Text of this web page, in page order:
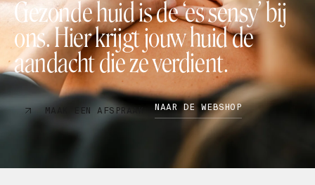
Gezonde huid is de ‘es sensy’ bij
ons. Hier krijgt jouw huid de
aandacht die ze verdient.
MAAK EEN AFSPRAAK NAAR DE WEBSHOP